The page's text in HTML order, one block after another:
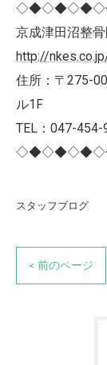
京成津田沼整
http://
住所：〒275-
ル1F
TEL：047-454-
スタッフブログ
< 前のページ